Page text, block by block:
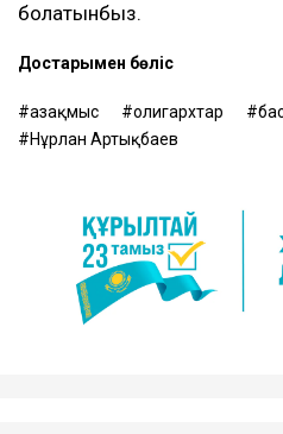
болатынбыз.
Достарыңмен бөліс
Қазақмыс олигархтар
Нұрлан Артықбаев